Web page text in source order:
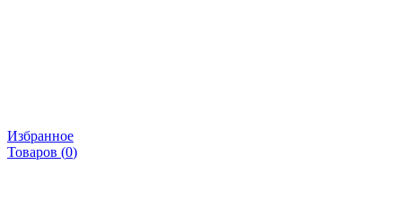
Избранное
Товаров (0)